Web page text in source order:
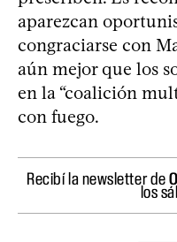
aparezcan
congraciarse con
aún mejor que los
en la “coalición
con fuego.
Recibí la newsletter de
los